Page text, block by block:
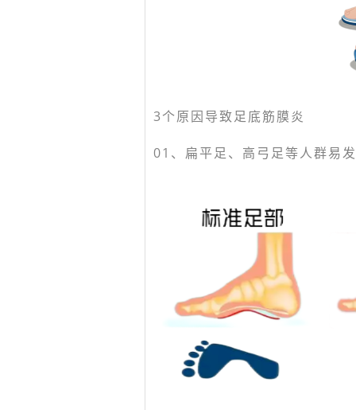
3个原因导致足底筋膜炎
01、 扁平足、高弓足等人群易